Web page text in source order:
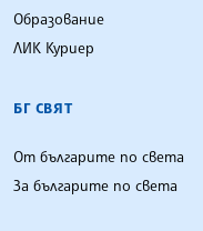
Образование
ЛИК Куриер
БГ СВЯТ
От българите по света
За българите по света